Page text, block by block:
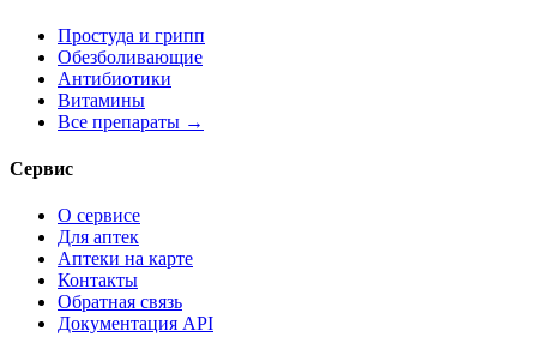
Простуда и грипп
Обезболивающие
Антибиотики
Витамины
Все препараты →
Сервис
О сервисе
Для аптек
Аптеки на карте
Контакты
Обратная связь
Документация API